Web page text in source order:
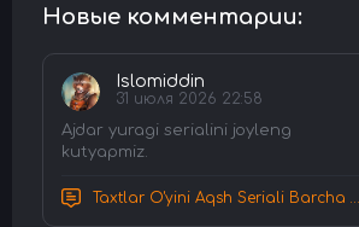
Новые комментарии:
Islomiddin
31 июля 2026 22:58
Ajdar yuragi serialini joyleng
kutyapmiz.
Taxtlar O'yini Aqsh Seriali Barcha Qismlar Uzbek tilida Tarjima Serial HD Skachat